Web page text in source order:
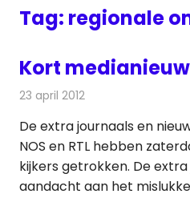
Tag: regionale
Kort
23 april 2012
De extra journaals en
NOS en RTL hebben
kijkers getrokken. De
aandacht aan het